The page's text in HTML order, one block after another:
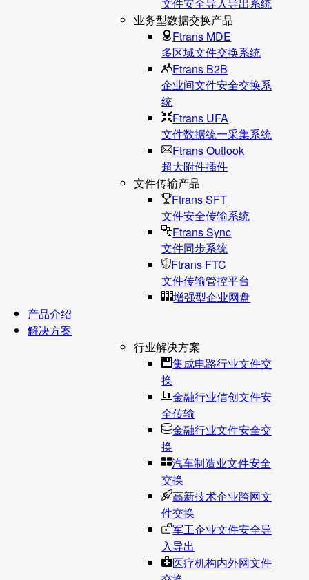
业务型数据交换产品
Ftrans MDE
多区域文件交换系统
Ftrans B2B
企业间文件安全交换系
统
Ftrans UFA
文件数据统⼀采集系统
Ftrans Outlook
超大附件插件
文件传输产品
Ftrans SFT
文件安全传输系统
Ftrans Sync
文件同步系统
Ftrans FTC
文件传输管控平台
增强型企业网盘
产品介绍
解决方案
行业解决方案
集成电路行业文件交
换
金融行业信创文件安
全传输
金融行业文件安全交
换
汽车制造业文件安全
交换
高新技术企业跨网文
件交换
军工企业文件安全导
入导出
医疗机构内外网文件